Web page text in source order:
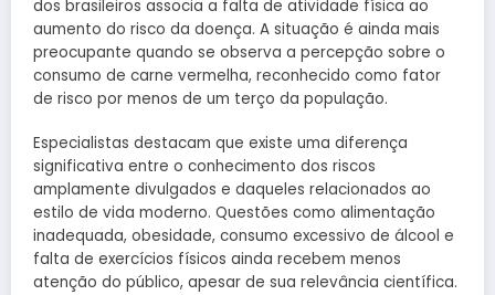
dos brasileiros associa a falta de atividade física ao
aumento do risco da doença. A situação é ainda mais
preocupante quando se observa a percepção sobre o
consumo de carne vermelha, reconhecido como fator
de risco por menos de um terço da população.
Especialistas destacam que existe uma diferença
significativa entre o conhecimento dos riscos
amplamente divulgados e daqueles relacionados ao
estilo de vida moderno. Questões como alimentação
inadequada, obesidade, consumo excessivo de álcool e
falta de exercícios físicos ainda recebem menos
atenção do público, apesar de sua relevância científica.